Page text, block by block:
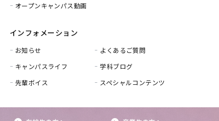
オープンキャンパス動画
インフォメーション
お知らせ
キャンパスライフ
先輩ボイス
よくあるご質問
学科ブログ
スペシャルコンテンツ